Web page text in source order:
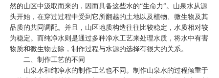
然的山区中汲取而来的，因而具备这些水的“生命力”。山泉水从源
头开始，在穿过过程中受到它所翻越的土地以及植物、微生物及其
品质的共同调配。并且，山区地质构造往往比较稳定，水质相对较
为稳定。而纯净水则是通过多种净水工艺来处理水质，将水中有害
物质和微生物去除，制作过程与水源的选择有很大的关系。
二、制作工艺的不同
山泉水和纯净水的制作工艺也不同。制作山泉水的过程倾重于